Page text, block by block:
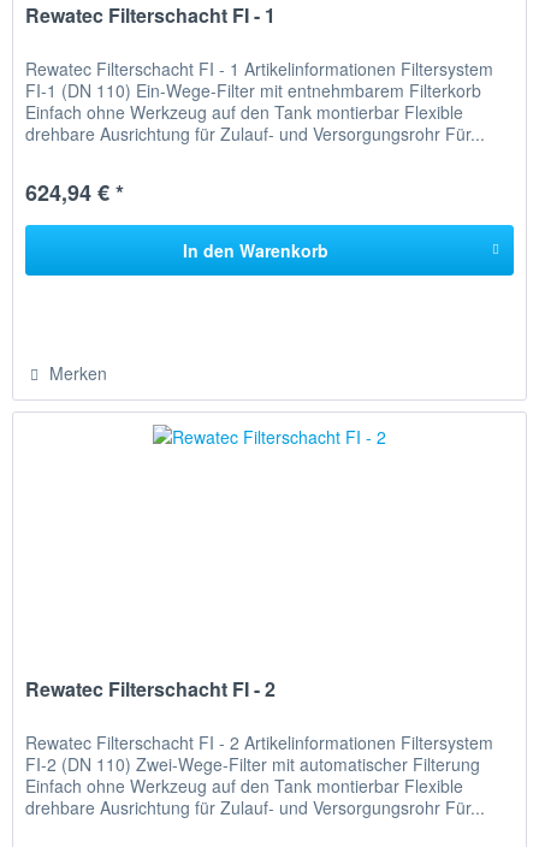
Rewatec Filterschacht FI - 1
Rewatec Filterschacht FI - 1 Artikelinformationen Filtersystem
FI-1 (DN 110) Ein-Wege-Filter mit entnehmbarem Filterkorb
Einfach ohne Werkzeug auf den Tank montierbar Flexible
drehbare Ausrichtung für Zulauf- und Versorgungsrohr Für...
624,94 € *
In den Warenkorb
Merken
Rewatec Filterschacht FI - 2
Rewatec Filterschacht FI - 2 Artikelinformationen Filtersystem
FI-2 (DN 110) Zwei-Wege-Filter mit automatischer Filterung
Einfach ohne Werkzeug auf den Tank montierbar Flexible
drehbare Ausrichtung für Zulauf- und Versorgungsrohr Für...